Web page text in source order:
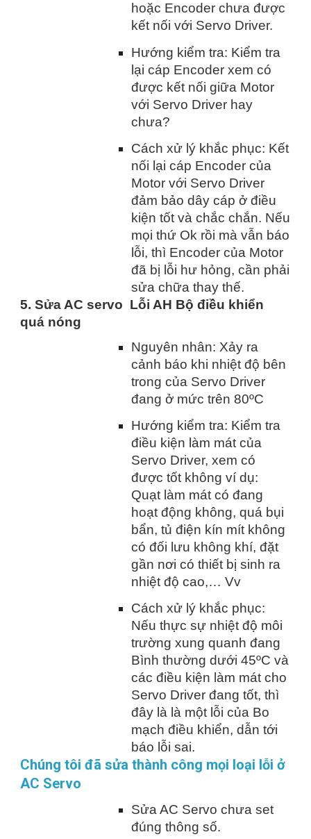
hoặc Encoder chưa được
kết nối với Servo Driver.
Hướng kiểm tra: Kiểm tra
lại cáp Encoder xem có
được kết nối giữa Motor
với Servo Driver hay
chưa?
Cách xử lý khắc phục: Kết
nối lại cáp Encoder của
Motor với Servo Driver
đảm bảo dây cáp ở điều
kiện tốt và chắc chắn. Nếu
mọi thứ Ok rồi mà vẫn báo
lỗi, thì Encoder của Motor
đã bị lỗi hư hỏng, cần phải
sửa chữa thay thế.
5. Sửa AC servo Lỗi AH Bộ điều khiển
quá nóng
Nguyên nhân: Xảy ra
cảnh báo khi nhiệt độ bên
trong của Servo Driver
đang ở mức trên 80ºC
Hướng kiểm tra: Kiểm tra
điều kiện làm mát của
Servo Driver, xem có
được tốt không ví dụ:
Quạt làm mát có đang
hoạt động không, quá bụi
bẩn, tủ điện kín mít không
có đối lưu không khí, đặt
gần nơi có thiết bị sinh ra
nhiệt độ cao,… Vv
Cách xử lý khắc phục:
Nếu thực sự nhiệt độ môi
trường xung quanh đang
Bình thường dưới 45ºC và
các điều kiện làm mát cho
Servo Driver đang tốt, thì
đây là là một lỗi của Bo
mạch điều khiển, dẫn tới
báo lỗi sai.
Chúng tôi đã sửa thành công mọi loại lỗi ở
AC Servo
Sửa AC Servo chưa set
đúng thông số.